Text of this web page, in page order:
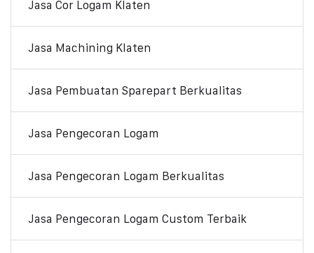
Jasa Cor Logam Klaten
Jasa Machining Klaten
Jasa Pembuatan Sparepart Berkualitas
Jasa Pengecoran Logam
Jasa Pengecoran Logam Berkualitas
Jasa Pengecoran Logam Custom Terbaik